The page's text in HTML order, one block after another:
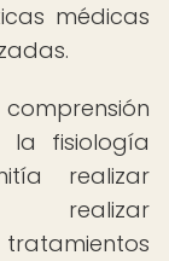
médicas
fisiología
realizar
realizar